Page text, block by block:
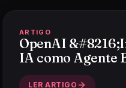
ARTIGO
OpenAI
IA como Agente
LER ARTIGO